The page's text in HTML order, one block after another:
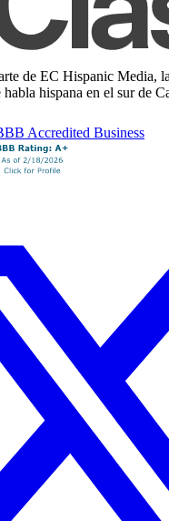
de EC Hispanic Media,
hispana en el sur de
Accredited Business